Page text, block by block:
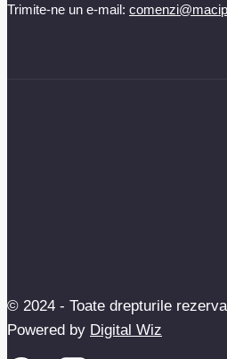
Trimite-ne un e-mail:
© 2024 - Toate drepturile
Powered by Digital Wiz